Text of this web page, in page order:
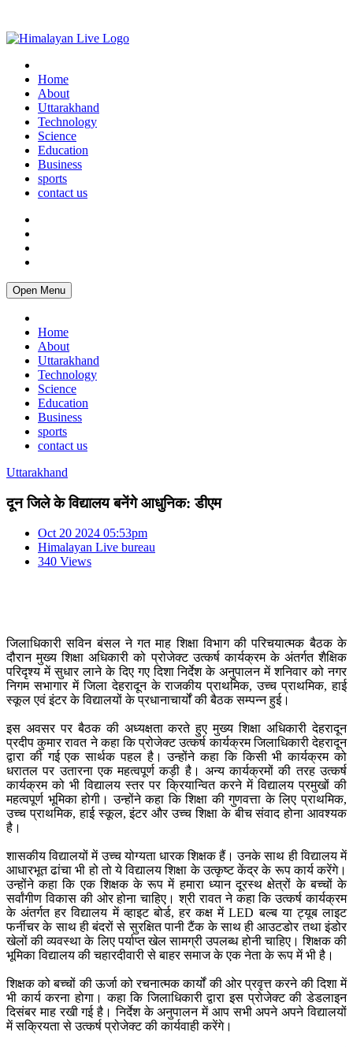
Home
About
Uttarakhand
Technology
Science
Education
Business
sports
contact us
Open Menu
Home
About
Uttarakhand
Technology
Science
Education
Business
sports
contact us
Uttarakhand
दून जिले के विद्यालय बनेंगे आधुनिक: डीएम
Oct 20 2024 05:53pm
Himalayan Live bureau
340 Views
जिलाधिकारी सविन बंसल ने गत माह शिक्षा विभाग की परिचयात्मक बैठक के
दौरान मुख्य शिक्षा अधिकारी को प्रोजेक्ट उत्कर्ष कार्यक्रम के अंतर्गत शैक्षिक
परिदृश्य में सुधार लाने के दिए गए दिशा निर्देश के अनुपालन में शनिवार को नगर
निगम सभागार में जिला देहरादून के राजकीय प्राथमिक, उच्च प्राथमिक, हाई
स्कूल एवं इंटर के विद्यालयों के प्रधानाचार्यों की बैठक सम्पन्न हुई।
इस अवसर पर बैठक की अध्यक्षता करते हुए मुख्य शिक्षा अधिकारी देहरादून
प्रदीप कुमार रावत ने कहा कि प्रोजेक्ट उत्कर्ष कार्यक्रम जिलाधिकारी देहरादून
द्वारा की गई एक सार्थक पहल है। उन्होंने कहा कि किसी भी कार्यक्रम को
धरातल पर उतारना एक महत्वपूर्ण कड़ी है। अन्य कार्यक्रमों की तरह उत्कर्ष
कार्यक्रम को भी विद्यालय स्तर पर क्रियान्वित करने में विद्यालय प्रमुखों की
महत्वपूर्ण भूमिका होगी। उन्होंने कहा कि शिक्षा की गुणवत्ता के लिए प्राथमिक,
उच्च प्राथमिक, हाई स्कूल, इंटर और उच्च शिक्षा के बीच संवाद होना आवश्यक
है।
शासकीय विद्यालयों में उच्च योग्यता धारक शिक्षक हैं। उनके साथ ही विद्यालय में
आधारभूत ढांचा भी हो तो ये विद्यालय शिक्षा के उत्कृष्ट केंद्र के रूप कार्य करेंगे।
उन्होंने कहा कि एक शिक्षक के रूप में हमारा ध्यान दूरस्थ क्षेत्रों के बच्चों के
सर्वांगीण विकास की ओर होना चाहिए। श्री रावत ने कहा कि उत्कर्ष कार्यक्रम
के अंतर्गत हर विद्यालय में व्हाइट बोर्ड, हर कक्ष में LED बल्ब या ट्यूब लाइट
फर्नीचर के साथ ही बंदरों से सुरक्षित पानी टैंक के साथ ही आउटडोर तथा इंडोर
खेलों की व्यवस्था के लिए पर्याप्त खेल सामग्री उपलब्ध होनी चाहिए। शिक्षक की
भूमिका विद्यालय की चहारदीवारी से बाहर समाज के एक नेता के रूप में भी है।
शिक्षक को बच्चों की ऊर्जा को रचनात्मक कार्यों की ओर प्रवृत्त करने की दिशा में
भी कार्य करना होगा। कहा कि जिलाधिकारी द्वारा इस प्रोजेक्ट की डेडलाइन
दिसंबर माह रखी गई है। निर्देश के अनुपालन में आप सभी अपने अपने विद्यालयों
में सक्रियता से उत्कर्ष प्रोजेक्ट की कार्यवाही करेंगे।